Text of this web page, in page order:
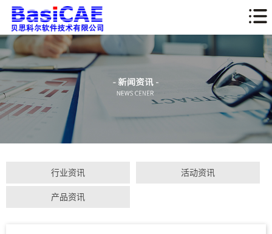
行业资讯 活动资讯
产品资讯